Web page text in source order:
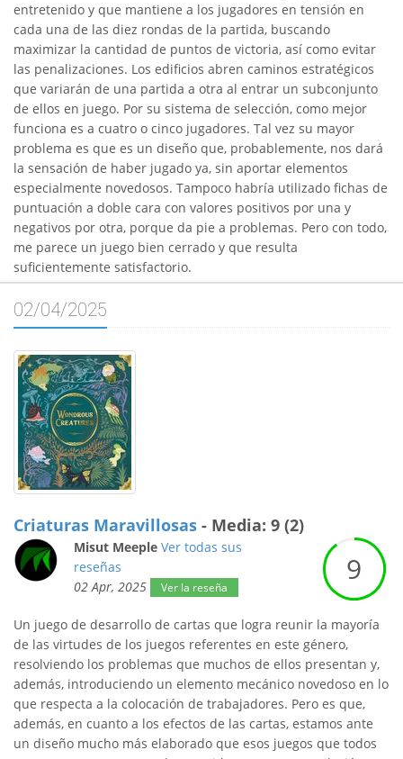
entretenido y que mantiene a los jugadores en tensión en
cada una de las diez rondas de la partida, buscando
maximizar la cantidad de puntos de victoria, así como evitar
las penalizaciones. Los edificios abren caminos estratégicos
que variarán de una partida a otra al entrar un subconjunto
de ellos en juego. Por su sistema de selección, como mejor
funciona es a cuatro o cinco jugadores. Tal vez su mayor
problema es que es un diseño que, probablemente, nos dará
la sensación de haber jugado ya, sin aportar elementos
especialmente novedosos. Tampoco habría utilizado fichas de
puntuación a doble cara con valores positivos por una y
negativos por otra, porque da pie a problemas. Pero con todo,
me parece un juego bien cerrado y que resulta
suficientemente satisfactorio.
02/04/2025
Criaturas Maravillosas - Media: 9 (2)
Misut Meeple Ver todas sus
reseñas
02 Apr, 2025
Ver la reseña
9
Un juego de desarrollo de cartas que logra reunir la mayoría
de las virtudes de los juegos referentes en este género,
resolviendo los problemas que muchos de ellos presentan y,
además, introduciendo un elemento mecánico novedoso en lo
que respecta a la colocación de trabajadores. Pero es que,
además, en cuanto a los efectos de las cartas, estamos ante
un diseño mucho más elaborado que esos juegos que todos